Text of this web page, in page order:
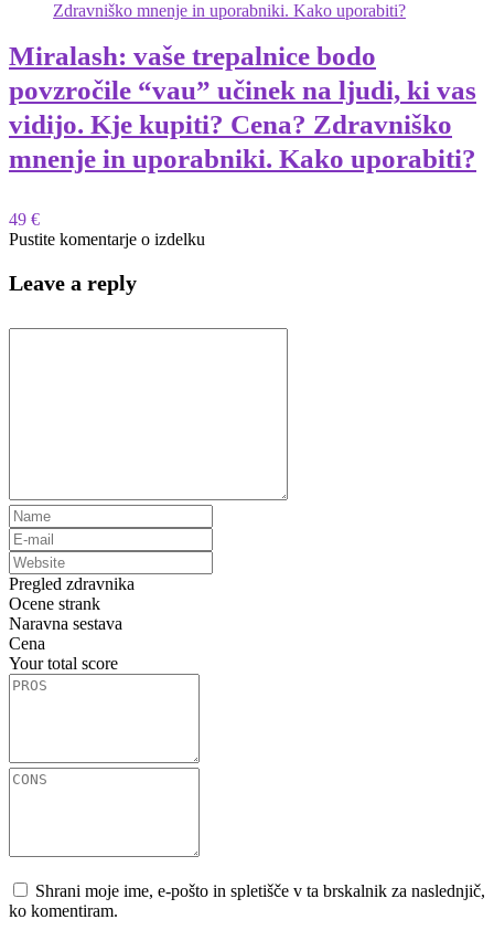
Miralash: vaše trepalnice bodo
povzročile “vau” učinek na ljudi, ki vas
vidijo. Kje kupiti? Cena? Zdravniško
mnenje in uporabniki. Kako uporabiti?
49 €
Pustite komentarje o izdelku
Leave a reply
Pregled zdravnika
Ocene strank
Naravna sestava
Cena
Your total score
Shrani moje ime, e-pošto in spletišče v ta brskalnik za naslednjič,
ko komentiram.